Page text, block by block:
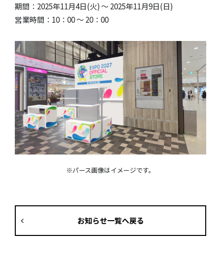
期間：2025年11月4日(火) ～ 2025年11月9日(日)
営業時間：10：00 〜 20：00
※パース画像はイメージです。
お知らせ一覧へ戻る